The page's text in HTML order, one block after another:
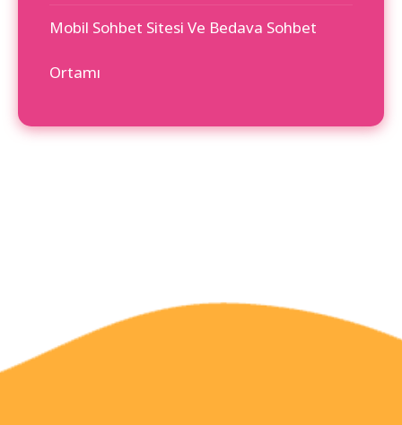
Mobil Sohbet Sitesi Ve Bedava Sohbet
Ortamı